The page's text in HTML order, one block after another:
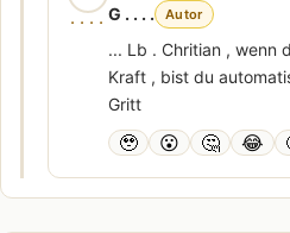
G . . . . Autor
... Lb . Chritian , wenn
Kraft , bist du
Gritt
🥹 😮 🤔 😂